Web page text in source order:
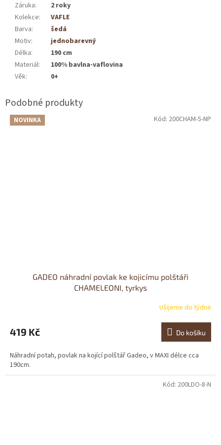
Záruka:
2 roky
Kolekce:
VAFLE
Barva:
šedá
Motiv:
jednobarevný
Délka:
190 cm
Materiál:
100% bavlna-vaflovina
Věk: 0+
NOVINKA
GADEO náhradní povlak ke kojicímu polštáři
CHAMELEONI, tyrkys
Ušijeme do týdne
419 Kč Do košíku
Náhradní potah, povlak na kojící polštář Gadeo, v MAXI délce cca
190cm.
Kód: 200CHAM-5-NP
Kód: 200LDO-8-N